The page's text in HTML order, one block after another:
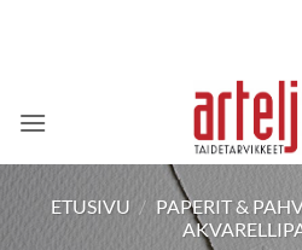
ETUSIVU / PAPERIT &